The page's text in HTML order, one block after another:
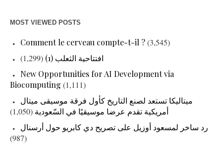
MOST VIEWED POSTS
Comment le cerveau compte-t-il ?(3,545)
افتتاحية الثعلب (1)
(1,299)
New Opportunities for AI Development via
Biocomputing (1,111)
ميتاليكا تستعد لصنع التاريخ كأول فرقة موسيقى ميتال
أمريكية تقدم عرضا موسيقيًا في السّعودية (1,050)
رد ساخر لمسعود أوزيل على تصريح دي كابريو حول أرسنال
(987)